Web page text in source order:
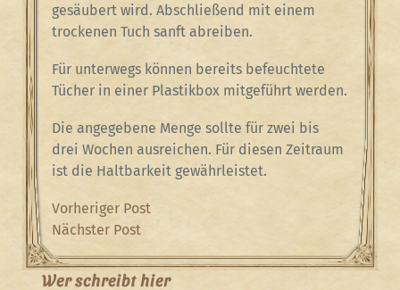
gesäubert wird. Abschließend mit einem
trockenen Tuch sanft abreiben.
Für unterwegs können bereits befeuchtete
Tücher in einer Plastikbox mitgeführt werden.
Die angegebene Menge sollte für zwei bis
drei Wochen ausreichen. Für diesen Zeitraum
ist die Haltbarkeit gewährleistet.
Beitragsnavigation
Previous
Post
Vorheriger Post
Next
Post
Nächster Post
Wer schreibt hier